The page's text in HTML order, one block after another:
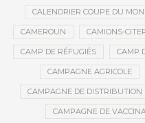
CALENDRIER COUPE DU
CAMEROUN CAMIONS-
CAMP DE RÉFUGIÉS CAMP
CAMPAGNE AGRICOLE
CAMPAGNE DE DISTRIBUTION
CAMPAGNE DE